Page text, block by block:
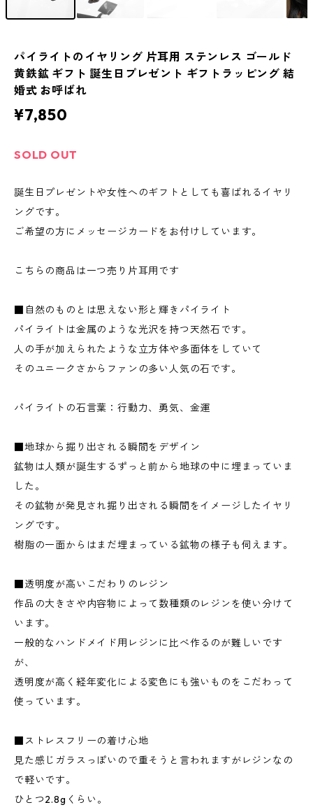
パイライトのイヤリング 片耳用 ステンレス ゴールド
黄鉄鉱 ギフト 誕生日プレゼント ギフトラッピング 結
婚式 お呼ばれ
¥7,850
SOLD OUT
誕生日プレゼントや女性へのギフトとしても喜ばれるイヤリ
ングです。
ご希望の方にメッセージカードをお付けしています。
こちらの商品は一つ売り片耳用です
■自然のものとは思えない形と輝きパイライト
パイライトは金属のような光沢を持つ天然石です。
人の手が加えられたような立方体や多面体をしていて
そのユニークさからファンの多い人気の石です。
パイライトの石言葉：行動力、勇気、金運
■地球から掘り出される瞬間をデザイン
鉱物は人類が誕生するずっと前から地球の中に埋まっていま
した。
その鉱物が発見され掘り出される瞬間をイメージしたイヤリ
ングです。
樹脂の一面からはまだ埋まっている鉱物の様子も伺えます。
■透明度が高いこだわりのレジン
作品の大きさや内容物によって数種類のレジンを使い分けて
います。
一般的なハンドメイド用レジンに比べ作るのが難しいです
が、
透明度が高く経年変化による変色にも強いものをこだわって
使っています。
■ストレスフリーの着け心地
見た感じガラスっぽいので重そうと言われますがレジンなの
で軽いです。
ひとつ2.8gくらい。